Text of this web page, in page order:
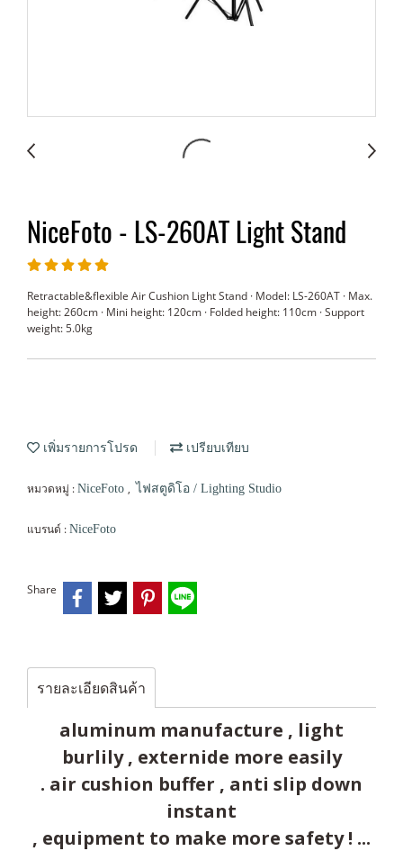
NiceFoto - LS-260AT Light Stand
Retractable&flexible Air Cushion Light Stand · Model: LS-260AT · Max.
height: 260cm · Mini height: 120cm · Folded height: 110cm · Support
weight: 5.0kg
เพิ่มรายการโปรด เปรียบเทียบ
หมวดหมู่ : NiceFoto , ไฟสตูดิโอ / Lighting Studio
แบรนด์ : NiceFoto
Share
รายละเอียดสินค้า
aluminum manufacture , light
burlily , externide more easily
. air cushion buffer , anti slip down
instant
, equipment to make more safety ! ...